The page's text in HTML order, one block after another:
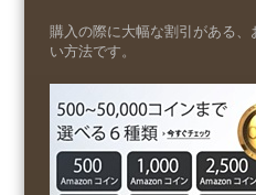
購入の際に大幅な割引がある、
い方法です。